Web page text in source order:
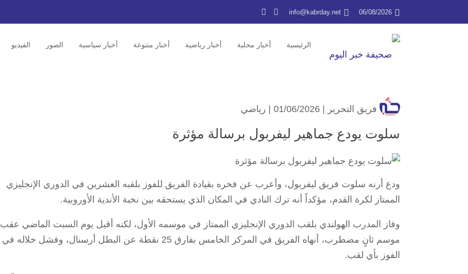
06/08/2026
info@kabrday.net
الرئيسية أخبار محلية أخبار رياضية أخبار متنوعة أخبار سياسية الصور الفيديو
فريق التحرير رياضي
سلوت يودع جماهير ليفربول برسالة مؤثرة
ودع أرنه سلوت فريق ليفربول، وأعرب عن فخره بقيادة الفريق للفوز بلقبه العشرين في الدوري الإنجليزي
الممتاز لكرة القدم، مؤكداً أنه ترك النادي في المكان الذي يستحقه بين نخبة الأندية الأوروبية.
وفاز المدرب الهولندي بلقب الدوري الإنجليزي الممتاز في موسمه الأول، لكنه أقيل يوم السبت الماضي عقب
موسم ثانٍ مضطرب، أنهاه الفريق في المركز الخامس بفارق 25 نقطة عن البطل أرسنال، وفشل خلاله في
الفوز بأي لقب.